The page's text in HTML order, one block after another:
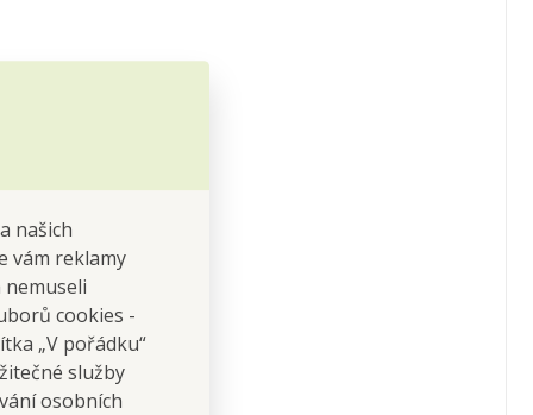
našich
vám reklamy
nemuseli
cookies -
„V pořádku“
služby
osobních